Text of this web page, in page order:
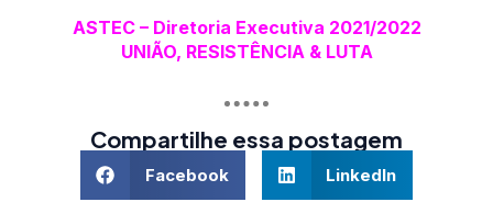
ASTEC – Diretoria Executiva 2021/2022
UNIÃO, RESISTÊNCIA & LUTA
Compartilhe essa postagem
Facebook LinkedIn